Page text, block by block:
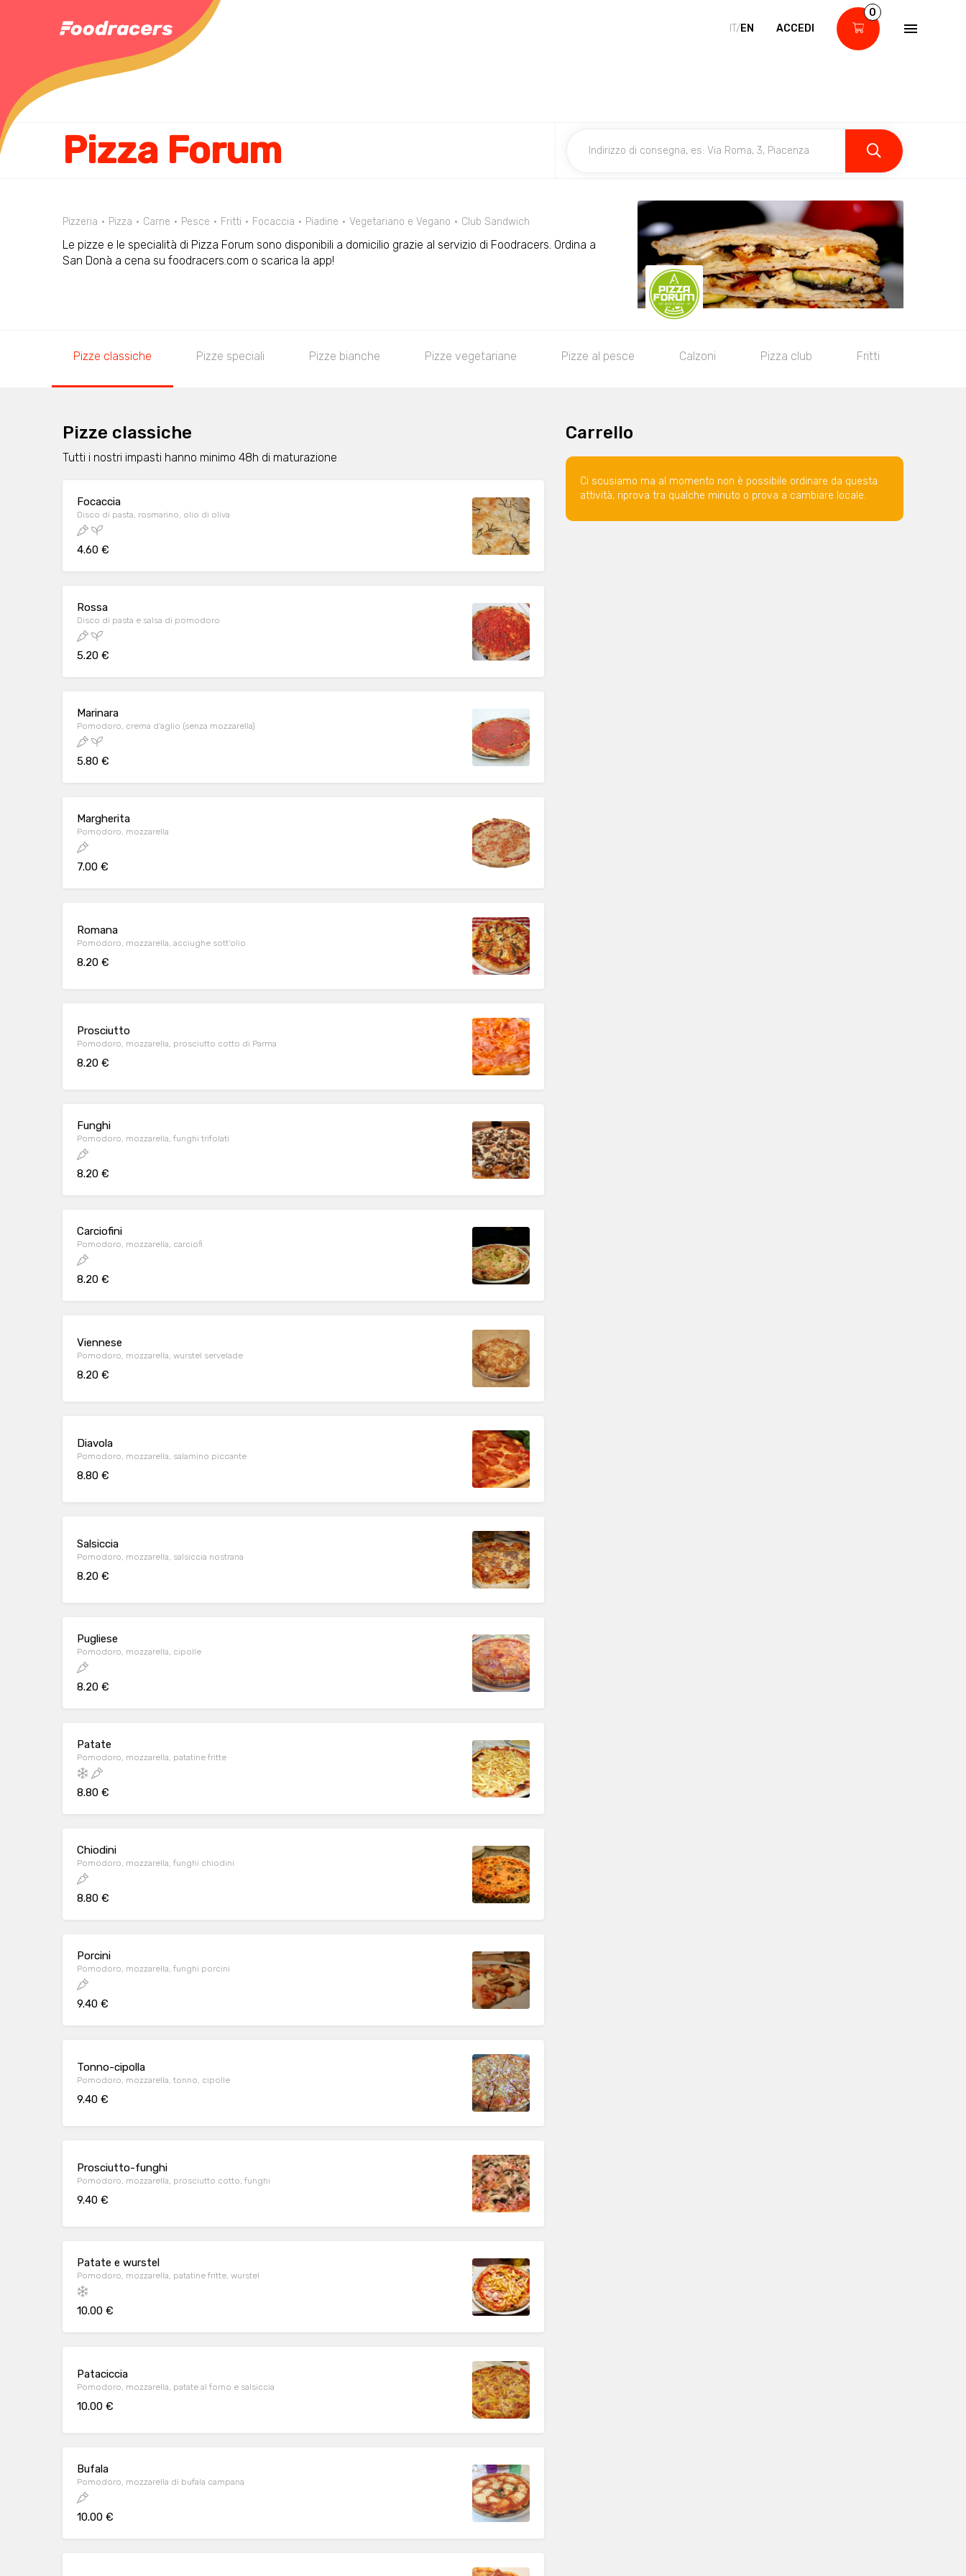
IT/EN ACCEDI
0
Pizza Forum
Pizzeria Pizza Carne Pesce Fritti Focaccia Piadine Vegetariano e Vegano Club Sandwich
Le pizze e le specialità di Pizza Forum sono disponibili a domicilio grazie al servizio di Foodracers. Ordina a
San Donà a cena su foodracers.com o scarica la app!
Pizze classiche Pizze speciali Pizze bianche Pizze vegetariane Pizze al pesce Calzoni Pizza club Fritti
Pizze classiche
Tutti i nostri impasti hanno minimo 48h di maturazione
Focaccia
Disco di pasta, rosmarino, olio di oliva
4.60 €
Rossa
Disco di pasta e salsa di pomodoro
5.20 €
Marinara
Pomodoro, crema d'aglio (senza mozzarella)
5.80 €
Margherita
Pomodoro, mozzarella
7.00 €
Romana
Pomodoro, mozzarella, acciughe sott'olio
8.20 €
Prosciutto
Pomodoro, mozzarella, prosciutto cotto di Parma
8.20 €
Funghi
Pomodoro, mozzarella, funghi trifolati
8.20 €
Carciofini
Pomodoro, mozzarella, carciofi
8.20 €
Viennese
Pomodoro, mozzarella, wurstel servelade
8.20 €
Diavola
Pomodoro, mozzarella, salamino piccante
8.80 €
Salsiccia
Pomodoro, mozzarella, salsiccia nostrana
8.20 €
Pugliese
Pomodoro, mozzarella, cipolle
8.20 €
Patate
Pomodoro, mozzarella, patatine fritte
8.80 €
Chiodini
Pomodoro, mozzarella, funghi chiodini
8.80 €
Porcini
Pomodoro, mozzarella, funghi porcini
9.40 €
Tonno-cipolla
Pomodoro, mozzarella, tonno, cipolle
9.40 €
Prosciutto-funghi
Pomodoro, mozzarella, prosciutto cotto, funghi
9.40 €
Patate e wurstel
Pomodoro, mozzarella, patatine fritte, wurstel
10.00 €
Pataciccia
Pomodoro, mozzarella, patate al forno e salsiccia
10.00 €
Bufala
Pomodoro, mozzarella di bufala campana
10.00 €
Carrello
Ci scusiamo ma al momento non è possibile ordinare da questa
attività, riprova tra qualche minuto o prova a cambiare locale.